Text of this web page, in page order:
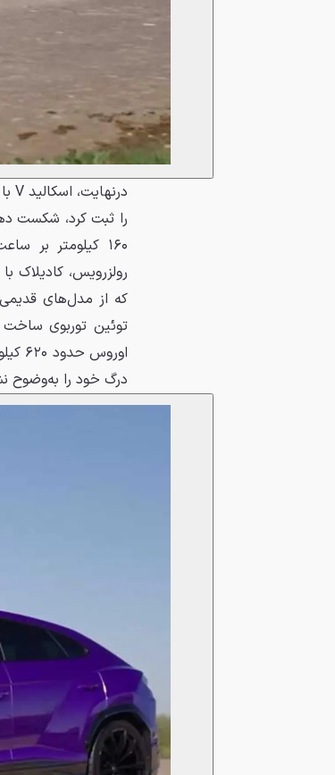
را ثبت کرد، شکست
۱۶۰ کیلومتر
رولزرویس، کادیلاک
درگ خود را به‌وضوح نشان داد و اوروس